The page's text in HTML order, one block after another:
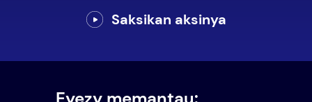
Saksikan aksinya